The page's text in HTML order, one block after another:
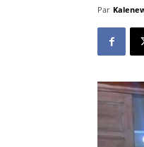
Par